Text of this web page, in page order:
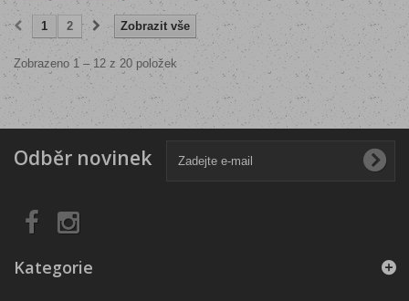
Zobrazit vše
1 2
Zobrazeno 1 – 12 z 20 položek
Odběr novinek
Kategorie